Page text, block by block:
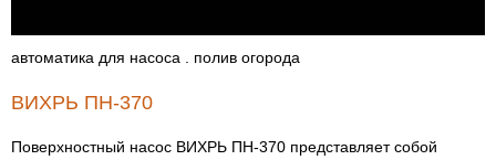
автоматика для насоса . полив огорода
ВИХРЬ ПН-370
Поверхностный насос ВИХРЬ ПН-370 представляет собой